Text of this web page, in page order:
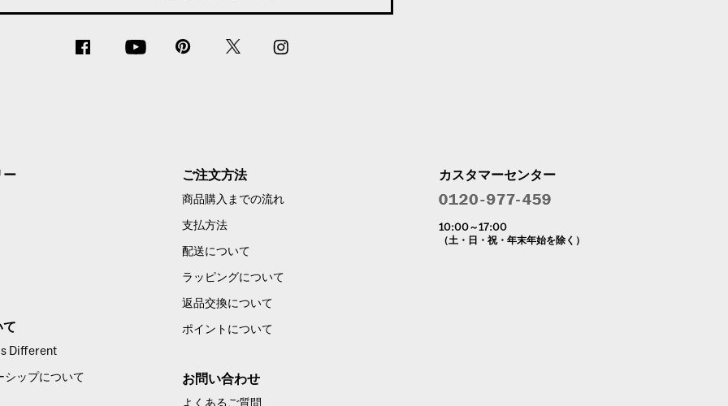
ー
て
Different
シップについて
ご注文方法
商品購入までの流れ
支払方法
配送について
ラッピングについて
返品交換について
ポイントについて
お問い合わせ
よくあるご質問
カスタマーセンター
10:00～17:00
（土・日・祝・年末年始を除く）